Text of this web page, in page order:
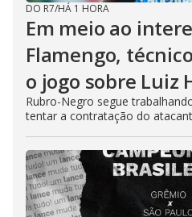
DO R7/HÁ 1 HORA
Em meio ao
Flamengo,
o jogo sobre Luiz
Rubro-Negro segue
tentar a contratação do